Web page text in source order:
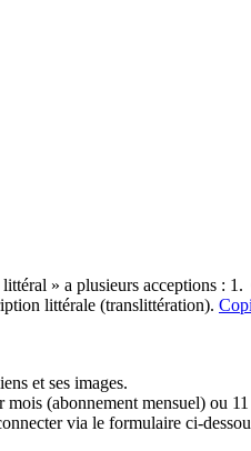
» a plusieurs acceptions : 1.
littérale (translittération).
et ses images.
(abonnement mensuel) ou
via le formulaire ci-